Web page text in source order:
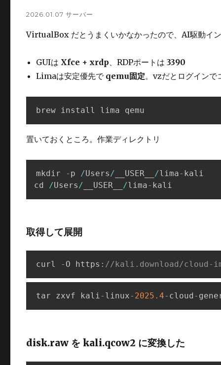
2026.01.07 サーバー
VirtualBox だとうまくいかなかったので、AI駆動イ
GUIは Xfce + xrdp 、RDPポートは 3390
Limaは安定優先で qemu固定。vzだとログインで
brew install lima qemu
置いておくところ。作業ディレクトリ
mkdir - p /Users / __USER__ /lima- kali
cd
/Users / __USER__ /lima- kali
取得して展開
curl - O https : //kali.download/cloud-
tar zxvf kali- linux- 2025.4- cloud -
disk.raw を kali.qcow2 に変換した